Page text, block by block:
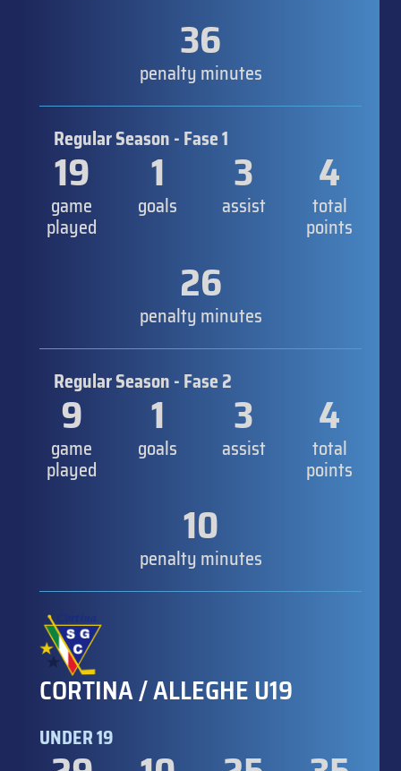
36
penalty minutes
Regular Season - Fase 1
19
game
played
1
goals
3
assist
4
total
points
26
penalty minutes
Regular Season - Fase 2
9
game
played
1
goals
3
assist
4
total
points
10
penalty minutes
CORTINA / ALLEGHE U19
UNDER 19